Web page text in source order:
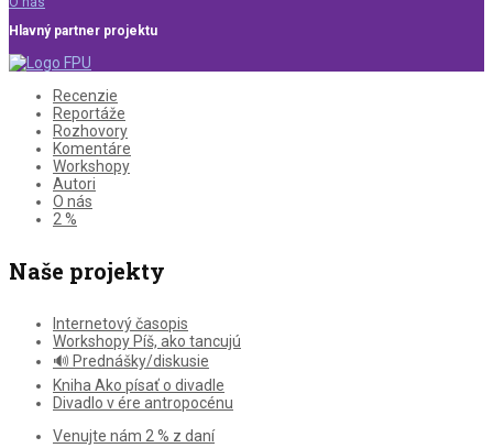
Hlavný partner projektu
Recenzie
Reportáže
Rozhovory
Komentáre
Workshopy
Autori
O nás
2 %
Naše projekty
Internetový časopis
Workshopy Píš, ako tancujú
🔊 Prednášky/diskusie
Kniha Ako písať o divadle
Divadlo v ére antropocénu
Venujte nám 2 % z daní